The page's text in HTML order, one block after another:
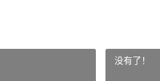
没有了！